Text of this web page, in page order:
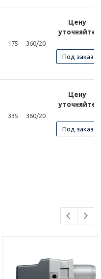
175 360/20
Цену
уточняйте
Под заказ
335 360/20
Цену
уточняйте
Под заказ